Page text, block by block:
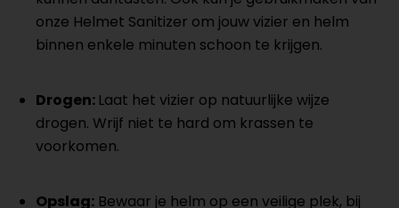
onze Helmet Sanitizer om jouw vizier en helm
binnen enkele minuten schoon te krijgen.
Drogen: Laat het vizier op natuurlijke wijze
drogen. Wrijf niet te hard om krassen te
voorkomen.
Opslag: Bewaar je helm op een veilige plek, bij